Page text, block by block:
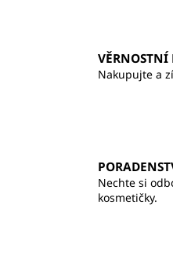
VĚRNOSTNÍ
Nakupujte a
Nechte si
kosmetičky.